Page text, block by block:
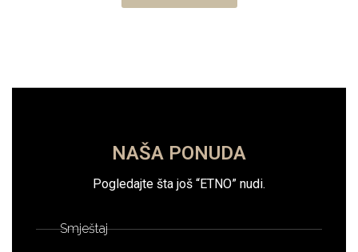
NAŠA PONUDA
Pogledajte šta još “ETNO” nudi.
Smještaj